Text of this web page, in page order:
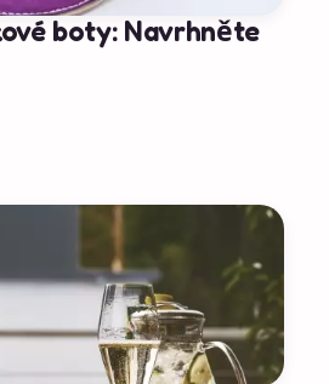
boty: Navrhněte